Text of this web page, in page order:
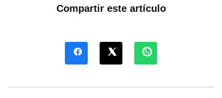
Compartir este artículo